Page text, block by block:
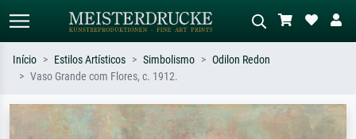
Pesquise por artista, título ou estilo –
ex: Monet, Noite Estrelada,
Descreva a cena – ex: prado verde,
abstrato com muito vermelho, pintura
Início Estilos Artísticos Simbolismo
Odilon Redon
Vaso Grande com Flores, c. 1912.